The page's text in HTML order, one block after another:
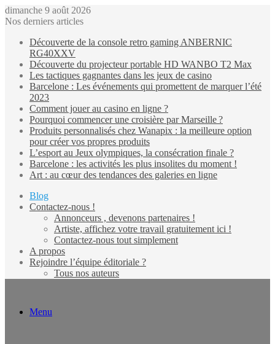
dimanche 9 août 2026
Nos derniers articles
Découverte de la console retro gaming ANBERNIC
RG40XXV
Découverte du projecteur portable HD WANBO T2 Max
Les tactiques gagnantes dans les jeux de casino
Barcelone : Les événements qui promettent de marquer l’été
2023
Comment jouer au casino en ligne ?
Pourquoi commencer une croisière par Marseille ?
Produits personnalisés chez Wanapix : la meilleure option
pour créer vos propres produits
L’esport au Jeux olympiques, la consécration finale ?
Barcelone : les activités les plus insolites du moment !
Art : au cœur des tendances des galeries en ligne
Blog
Contactez-nous !
Annonceurs , devenons partenaires !
Artiste, affichez votre travail gratuitement ici !
Contactez-nous tout simplement
A propos
Rejoindre l’équipe éditoriale ?
Tous nos auteurs
Menu